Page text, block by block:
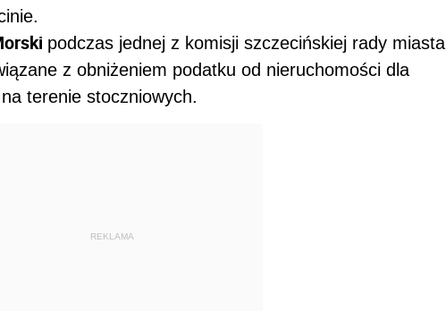
podczas jednej z komisji szczecińskiej rady miasta
z obniżeniem podatku od nieruchomości dla
terenie stoczniowych.
REKLAMA